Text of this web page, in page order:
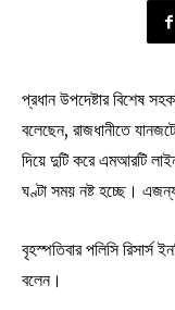
প্রধান উপদেষ্টার বিশেষ
বলেছেন, রাজধানীতে
দিয়ে দুটি করে এমআরটি
ঘণ্টা সময় নষ্ট হচ্ছে।
বৃহস্পতিবার পলিসি
বলেন।